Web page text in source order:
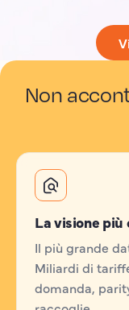
Non
La visione
Il più grande
Miliardi di
domanda,